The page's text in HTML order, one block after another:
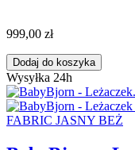
999,00 zł
Dodaj do koszyka
Wysyłka 24h